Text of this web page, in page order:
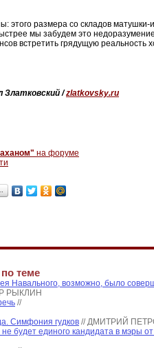
этого размера со складов
мы забудем это
встретить грядущую реальность
Златковский /zlatkovsky.ru
на форуме
теме
Навального, возможно, было
РЫКЛИН
//
Симфония гудков // ДМИТРИЙ
не будет единого кандидата в мэры